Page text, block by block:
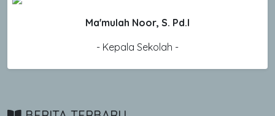
Ma'mulah Noor, S. Pd.I
- Kepala Sekolah -